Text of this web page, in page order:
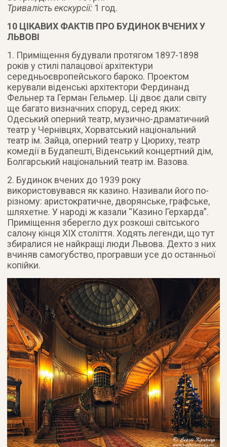
Тривалість екскурсії: 1 год.
10 ЦІКАВИХ ФАКТІВ ПРО БУДИНОК ВЧЕНИХ У
ЛЬВОВІ
1. Приміщення будували протягом 1897-1898
років у стилі палацової архітектури
середньоєвропейського бароко. Проектом
керували віденські архітектори Фердинанд
Фельнер та Герман Гельмер. Ці двоє дали світу
ще багато визначних споруд, серед яких:
Одеський оперний театр, музично-драматичний
театр у Чернівцях, Хорватський національний
театр ім. Зайца, оперний театр у Цюриху, театр
комедії в Будапешті, Віденський концертний дім,
Болгарський національний театр ім. Вазова.
2. Будинок вчених до 1939 року
використовувався як казино. Називали його по-
різному: аристократичне, дворянське, графське,
шляхетне. У народі ж казали “Казино Герхарда”.
Приміщення зберегло дух розкоші світського
салону кінця ХІХ століття. Ходять легенди, що тут
збиралися не найкращі люди Львова. Дехто з них
вчиняв самогубство, програвши усе до останньої
копійки.